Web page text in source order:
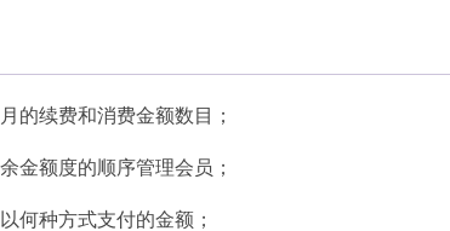
的续费和消费金额数目；
金额度的顺序管理会员；
何种方式支付的金额；